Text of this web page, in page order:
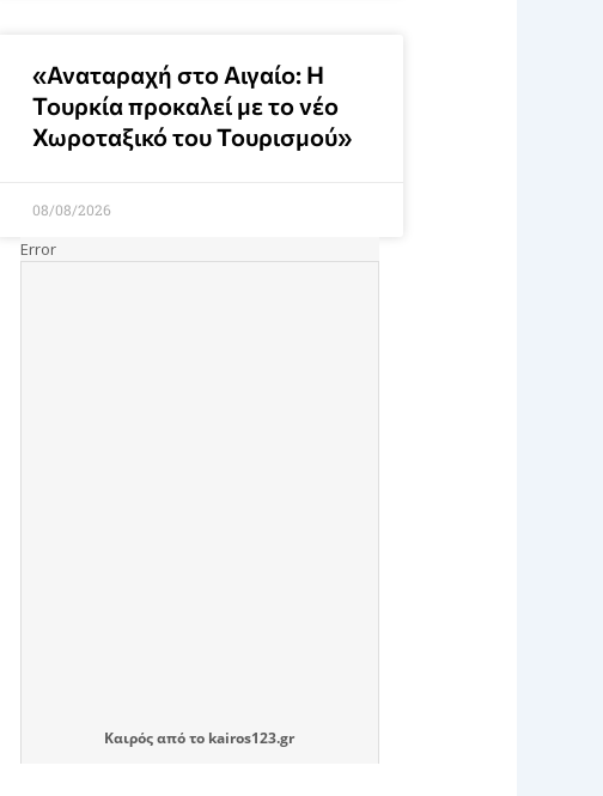
«Αναταραχή στο Αιγαίο: Η
Τουρκία προκαλεί με το νέο
Χωροταξικό του Τουρισμού»
08/08/2026
Καιρόςαπό το kairos123.gr